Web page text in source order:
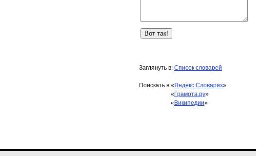
Заглянуть в: Список словарей
Поискать в:«Яндекс.Словарях»
« Грамота.ру»
« Википедии»